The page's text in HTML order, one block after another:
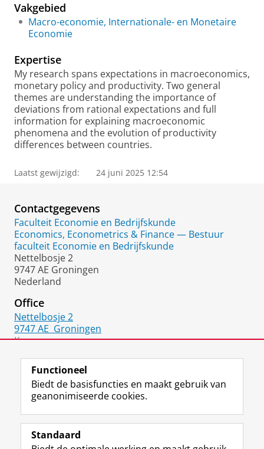
a
g
e
y
I
Vakgebied
Macro-economie, Internationale- en Monetaire
Economie
Expertise
My research spans expectations in macroeconomics,
monetary policy and productivity. Two general
themes are understanding the importance of
deviations from rational expectations and full
information for explaining macroeconomic
phenomena and the evolution of productivity
differences between countries.
Laatst gewijzigd: 24 juni 2025 12:54
Contactgegevens
Faculteit Economie en Bedrijfskunde
Economics, Econometrics & Finance — Bestuur
faculteit Economie en Bedrijfskunde
Nettelbosje 2
9747 AE Groningen
Nederland
Office
Nettelbosje 2
9747 AE Groningen
Kamer:
Volg de RUG
F
a
L
i
R
S
I
n
Y
o
Functioneel
Biedt de basisfuncties en maakt gebruik van
geanonimiseerde cookies.
Standaard